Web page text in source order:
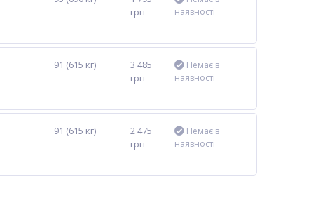
грн
наявності
91 (615 кг)
3 485
грн
Немає в
наявності
91 (615 кг)
2 475
грн
Немає в
наявності